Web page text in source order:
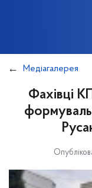
Медіагалерея
Фахівці